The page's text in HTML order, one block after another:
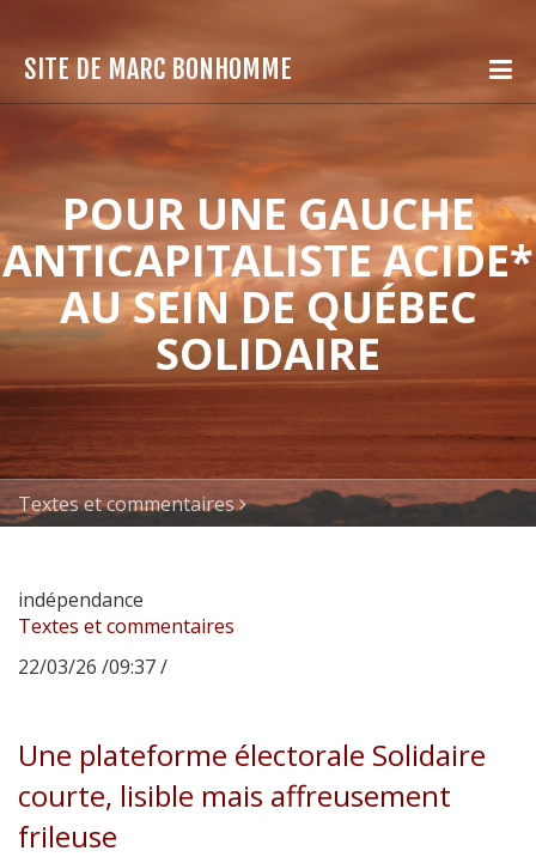
SITE DE MARC BONHOMME
POUR UNE GAUCHE
ANTICAPITALISTE ACIDE*
AU SEIN DE QUÉBEC
SOLIDAIRE
Textes et commentaires
indépendance
Textes et commentaires
22/03/26 /09:37 /
Une plateforme électorale Solidaire
courte, lisible mais affreusement
frileuse